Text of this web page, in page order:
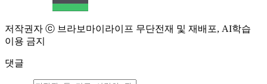
저작권자 ⓒ 브라보마이라이프 무단전재 및 재배포, AI학습
이용 금지
댓글